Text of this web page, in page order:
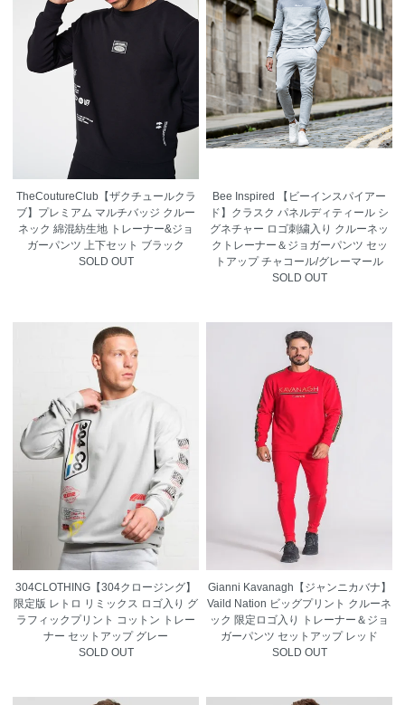
TheCoutureClub【ザクチュールクラ
ブ】プレミアム マルチバッジ クルー
ネック 綿混紡生地 トレーナー&ジョ
ガーパンツ 上下セット ブラック
SOLD OUT
Bee Inspired 【ビーインスパイアー
ド】クラスク パネルディティール シ
グネチャー ロゴ刺繍入り クルーネッ
クトレーナー＆ジョガーパンツ セッ
トアップ チャコール/グレーマール
SOLD OUT
304CLOTHING【304クロージング】
限定版 レトロ リミックス ロゴ入り グ
ラフィックプリント コットン トレー
ナー セットアップ グレー
SOLD OUT
Gianni Kavanagh【ジャンニカバナ】
Vaild Nation ビッグプリント クルーネ
ック 限定ロゴ入り トレーナー＆ジョ
ガーパンツ セットアップ レッド
SOLD OUT